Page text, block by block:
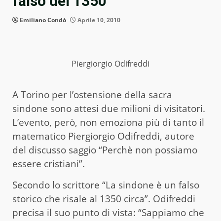
Emiliano Condò Aprile 10, 2010
Piergiorgio Odifreddi
A Torino per l’ostensione della sacra
sindone sono attesi due milioni di visitatori.
L’evento, però, non emoziona più di tanto il
matematico Piergiorgio Odifreddi, autore
del discusso saggio “Perchè non possiamo
essere cristiani”.
Secondo lo scrittore “La sindone è un falso
storico che risale al 1350 circa”. Odifreddi
precisa il suo punto di vista: “Sappiamo che